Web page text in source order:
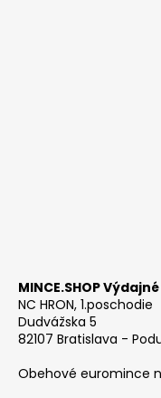
MINCE.SHOP
NC HRON, 1.poschodie
Dudvážska 5
82107 Bratislava -
Obehové euromince